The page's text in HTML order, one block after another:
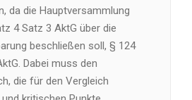
da die Hauptversammlung
4 Satz 3 AktG über die
beschließen soll, § 124
Dabei muss den
die für den Vergleich